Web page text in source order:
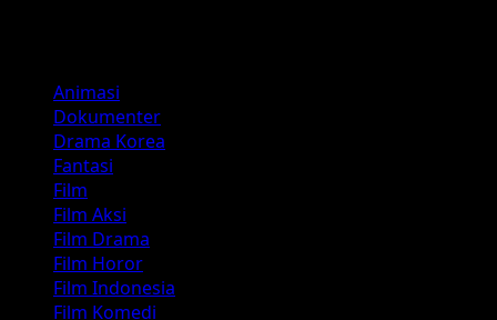
Animasi
Dokumenter
Drama Korea
Fantasi
Film
Film Aksi
Film Drama
Film Horor
Film Indonesia
Film Komedi